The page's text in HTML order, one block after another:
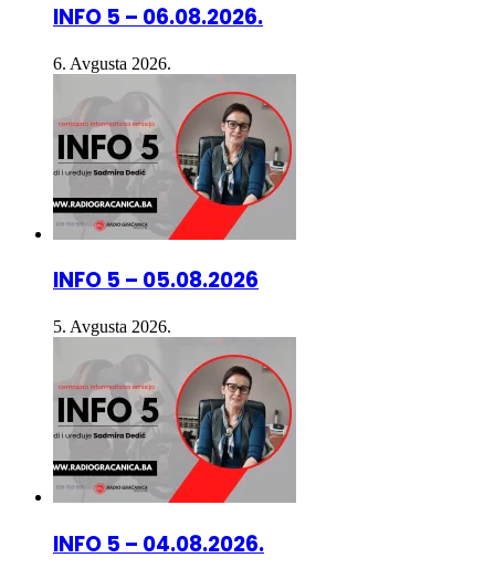
INFO 5 – 06.08.2026.
6. Avgusta 2026.
INFO 5 – 05.08.2026
5. Avgusta 2026.
INFO 5 – 04.08.2026.